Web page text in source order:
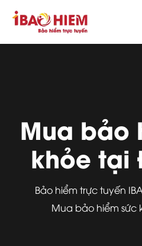
Mua bảo
khỏe tại
Bảo hiểm trực tuyến
Mua bảo hiểm sức